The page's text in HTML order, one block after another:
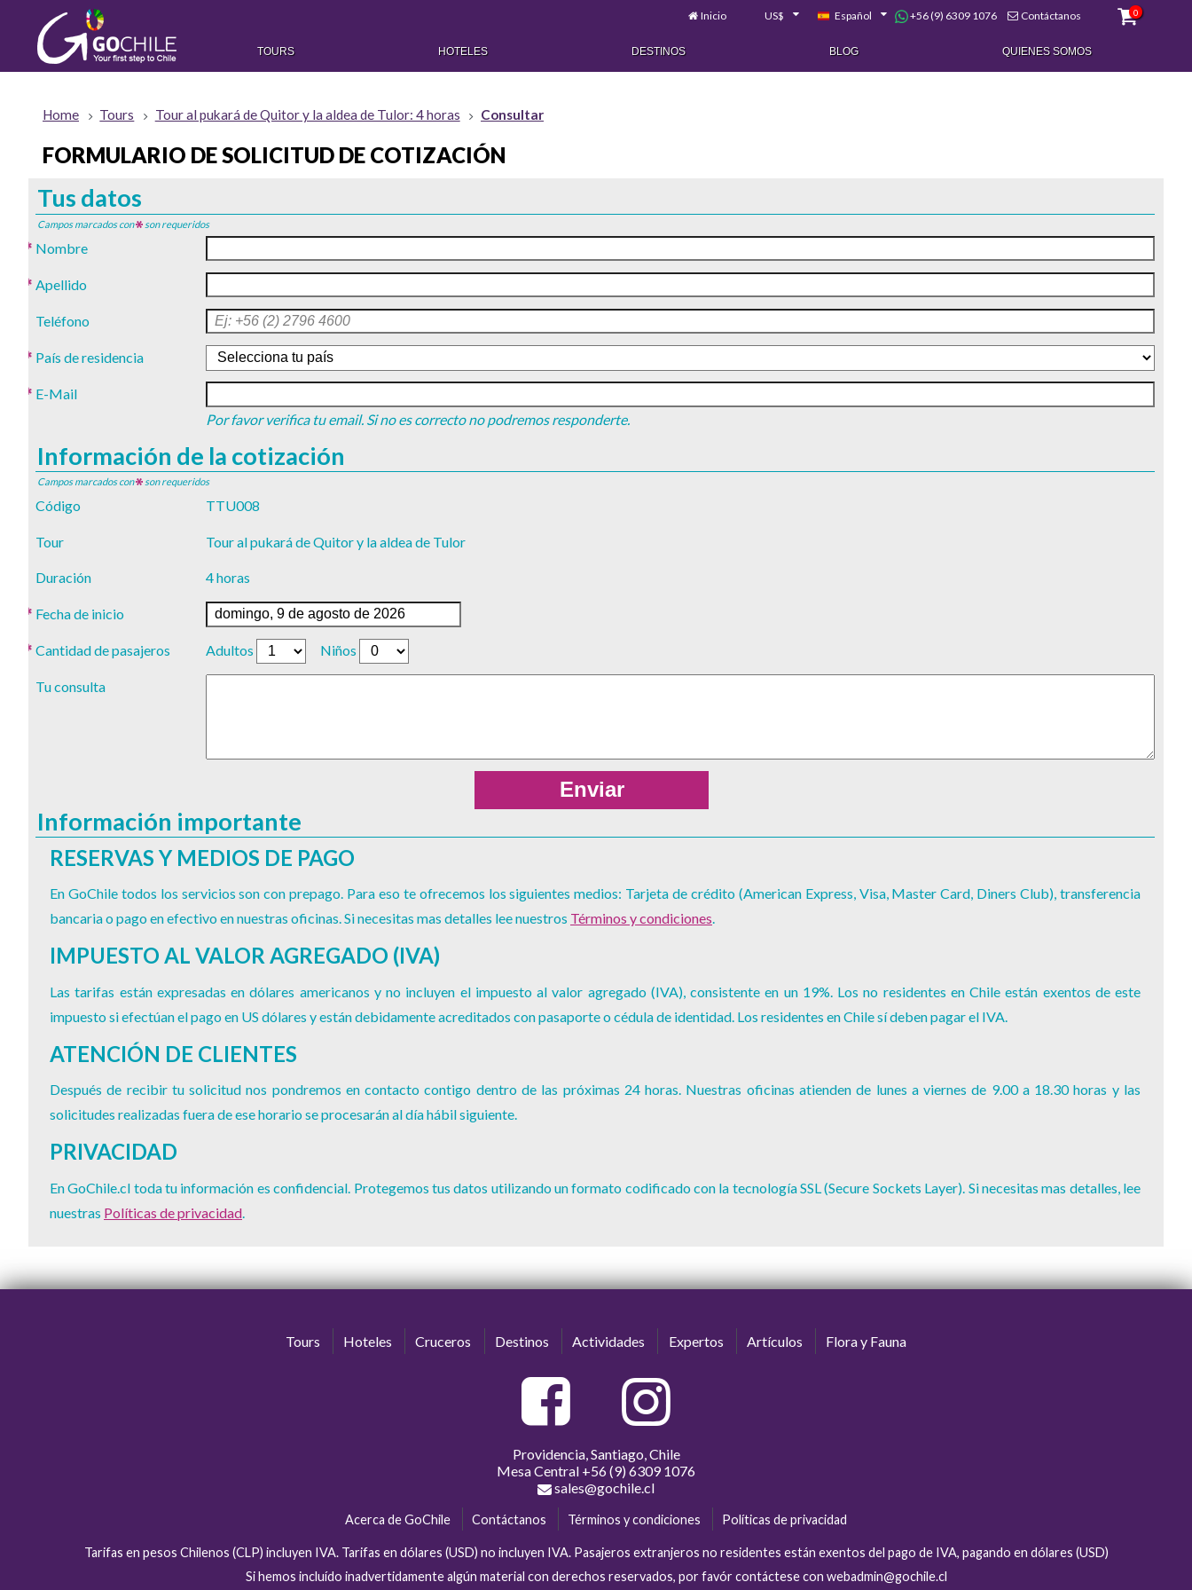
Inicio US$ Español +56 (9) 6309 1076 Contáctanos 0
TOURS HOTELES DESTINOS BLOG QUIENES SOMOS
Home Tours Tour al pukará de Quitor y la aldea de Tulor: 4 horas Consultar
FORMULARIO DE SOLICITUD DE COTIZACIÓN
Tus datos
Campos marcados con son requeridos
Nombre
Apellido
Teléfono
País de residencia
E-Mail
Por favor verifica tu email. Si no es correcto no podremos responderte.
Información de la cotización
Campos marcados con son requeridos
Código TTU008
Tour Tour al pukará de Quitor y la aldea de Tulor
Duración 4 horas
Fecha de inicio
Cantidad de pasajeros Adultos Niños
Tu consulta
Información importante
RESERVAS Y MEDIOS DE PAGO
En GoChile todos los servicios son con prepago. Para eso te ofrecemos los siguientes medios: Tarjeta de crédito (American Express, Visa, Master Card, Diners Club), transferencia
bancaria o pago en efectivo en nuestras oficinas. Si necesitas mas detalles lee nuestros Términos y condiciones.
IMPUESTO AL VALOR AGREGADO (IVA)
Las tarifas están expresadas en dólares americanos y no incluyen el impuesto al valor agregado (IVA), consistente en un 19%. Los no residentes en Chile están exentos de este
impuesto si efectúan el pago en US dólares y están debidamente acreditados con pasaporte o cédula de identidad. Los residentes en Chile sí deben pagar el IVA.
ATENCIÓN DE CLIENTES
Después de recibir tu solicitud nos pondremos en contacto contigo dentro de las próximas 24 horas. Nuestras oficinas atienden de lunes a viernes de 9.00 a 18.30 horas y las
solicitudes realizadas fuera de ese horario se procesarán al día hábil siguiente.
PRIVACIDAD
En GoChile.cl toda tu información es confidencial. Protegemos tus datos utilizando un formato codificado con la tecnología SSL (Secure Sockets Layer). Si necesitas mas detalles, lee
nuestras Políticas de privacidad
Tours Hoteles Cruceros Destinos Actividades Expertos Artículos Flora y Fauna
Providencia, Santiago, Chile
Mesa Central +56 (9) 6309 1076
sales@gochile.cl
Acerca de GoChile Contáctanos Términos y condiciones Políticas de privacidad
Tarifas en pesos Chilenos (CLP) incluyen IVA. Tarifas en dólares (USD) no incluyen IVA. Pasajeros extranjeros no residentes están exentos del pago de IVA, pagando en dólares (USD)
Si hemos incluído inadvertidamente algún material con derechos reservados, por favór contáctese con webadmin@gochile.cl